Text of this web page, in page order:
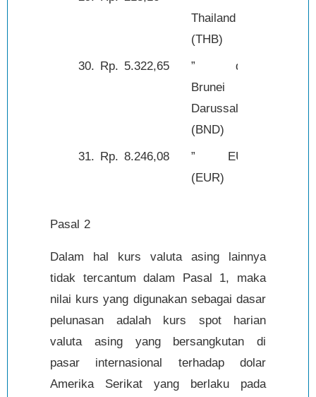
Thailand
(THB)
30. Rp. 5.322,65
” dolar
Brunei
Darussalam
(BND)
31. Rp. 8.246,08
” EURO
(EUR)
Pasal 2
Dalam hal kurs valuta asing lainnya
tidak tercantum dalam Pasal 1, maka
nilai kurs yang digunakan sebagai dasar
pelunasan adalah kurs spot harian
valuta asing yang bersangkutan di
pasar internasional terhadap dolar
Amerika Serikat yang berlaku pada